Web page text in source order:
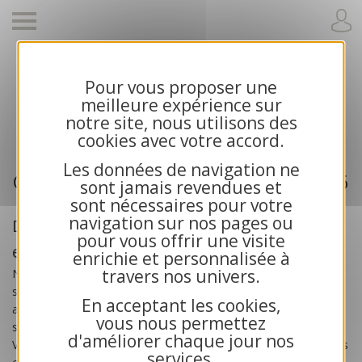
Pour vous proposer une
meilleure expérience sur
notre site, nous utilisons des
cookies avec votre accord.
Les données de navigation ne
sont jamais revendues et
sont nécessaires pour votre
navigation sur nos pages ou
pour vous offrir une visite
enrichie et personnalisée à
travers nos univers.
En acceptant les cookies,
vous nous permettez
d'améliorer chaque jour nos
Cartes de voeux 2026 et calendriers pour
entreprises
Cartes de voeux professionnelle 2026
Des cartes de voeux créées pour les
entreprises
Nos cartes de voeux professionnelles 2026
spécialement créées pour les
associations et les collectivités publiques. Toutes nos cartes
sont exclusives et bénéficient d’une impression haute qualité.
Vous recherchez des cartes de voeux solidaires ? Choisissez nos